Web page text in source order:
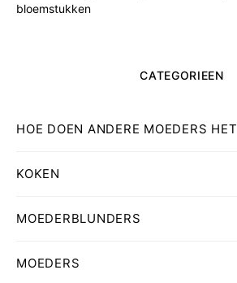
bloemstukken
CATEGORIEEN
HOE DOEN ANDERE MOEDERS HET
KOKEN
MOEDERBLUNDERS
MOEDERS